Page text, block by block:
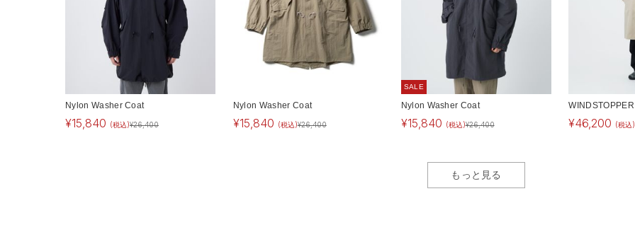
Nylon Washer Coat
¥15,840 (税込)¥26,400
Nylon Washer Coat
¥15,840 (税込)¥26,400
SALE
Nylon Washer Coat
¥15,840 (税込)¥26,400 ¥46,200 (税込)
もっと見る